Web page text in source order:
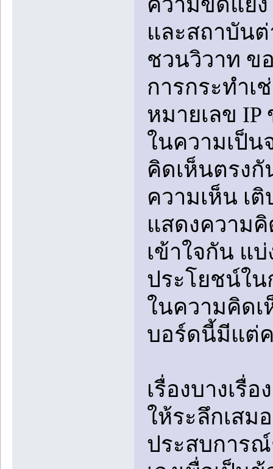
และสถาบัน
ชวนวิวาท ข
การกระทำ
หมายเลข
ในความเป็น
คิดเห็นตรง
ความเห็น เ
แสดงความ
เข้าใจกัน แ
ประโยชน์ใน
ในความคิด
บอร์ดนี้มีแต่
เรื่องบางเรื่
ให้ระลึกเสม
ประสบการ